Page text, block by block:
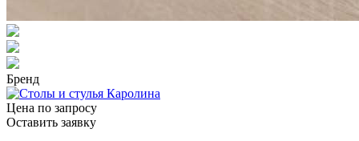
Бренд
Цена по запросу
Оставить заявку